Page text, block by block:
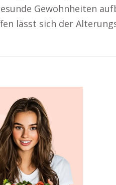
Gewohnheiten
lässt sich der